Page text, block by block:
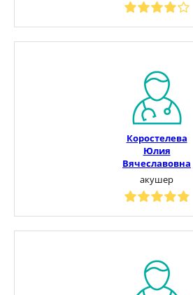
Коростелева
Юлия
Вячеславовна
акушер